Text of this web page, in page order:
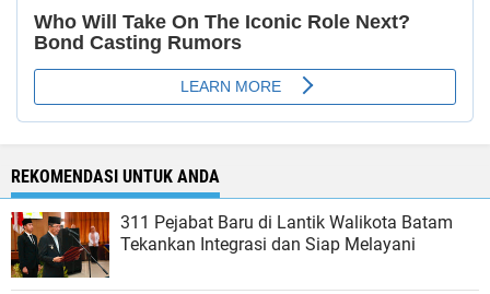
REKOMENDASI UNTUK ANDA
311 Pejabat Baru di Lantik Walikota Batam
Tekankan Integrasi dan Siap Melayani